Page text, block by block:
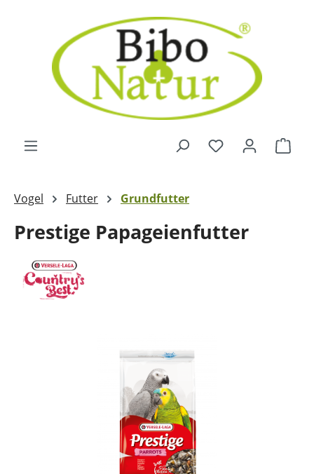
Zum Hauptinhalt springen
Vogel Futter Grundfutter
Prestige Papageienfutter